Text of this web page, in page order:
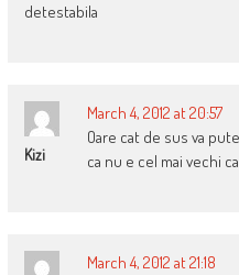
detestabila
Kizi
March 4, 2012 at 20:57
Oare cat de sus va
ca nu e cel mai vechi
March 4, 2012 at 21:18